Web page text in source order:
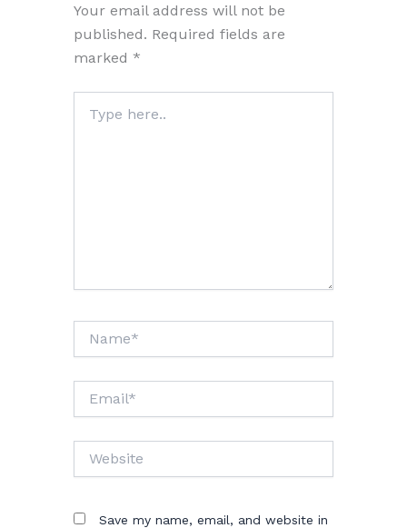
Your email address will not be
published. Required fields are
marked *
here..
Save my name, email, and website in